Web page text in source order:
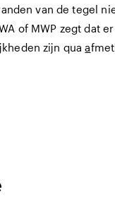
van de tegel
of MWP zegt dat er
zijn quaa